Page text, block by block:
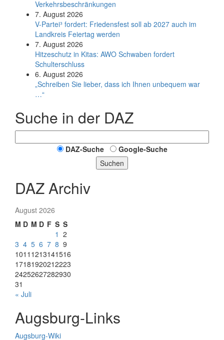
Verkehrsbeschränkungen
7. August 2026
V-Partei­³ fordert: Friedens­fest soll ab 2027 auch im
Land­kreis Feier­tag werden
7. August 2026
Hitzeschutz in Kitas: AWO Schwaben fordert
Schulterschluss
6. August 2026
„Schreiben Sie lieber, dass ich Ihnen unbequem war
…“
Suche in der DAZ
DAZ-Suche
Google-Suche
Suchen
DAZ Archiv
August 2026
M D M D F S S
1 2
3 4 5 6 7 8 9
1011 1213141516
17181920212223
24252627282930
31
« Juli
Augsburg-Links
Augsburg-Wiki